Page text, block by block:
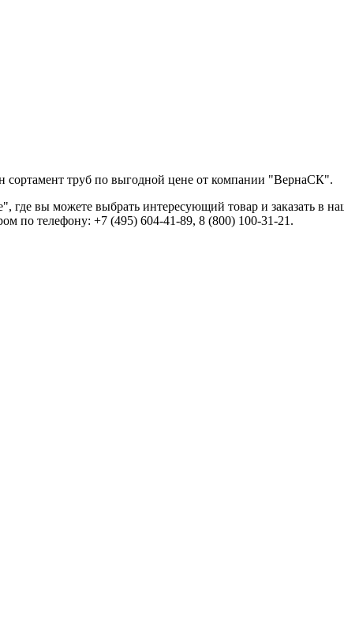
сортамент труб по выгодной цене от компании "ВернаСК".
вы можете выбрать интересующий товар и заказать в
по телефону: +7 (495) 604-41-89, 8 (800) 100-31-21.